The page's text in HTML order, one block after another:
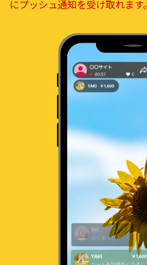
にプッシュ通知を受け取れます。